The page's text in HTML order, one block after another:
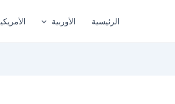
الرئيسية الأوربية